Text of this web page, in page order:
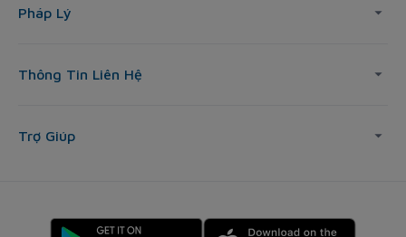
Pháp Lý
Thông Tin Liên Hệ
Trợ Giúp